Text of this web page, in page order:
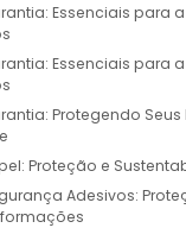
Essenciais para
Essenciais para
Protegendo Seus
Proteção e
Adesivos: